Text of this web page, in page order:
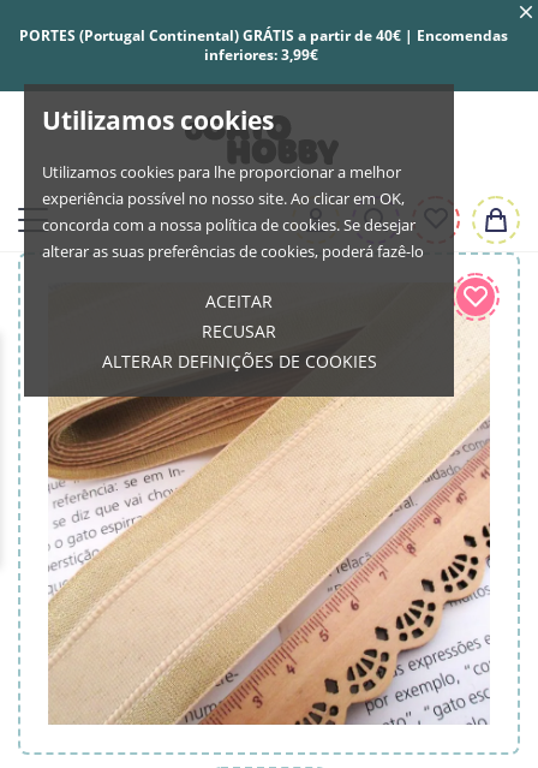
Utilizamos cookies
Utilizamos cookies para lhe proporcionar a melhor
experiência possível no nosso site. Ao clicar em OK,
concorda com a nossa política de cookies. Se desejar
alterar as suas preferências de cookies, poderá fazê-lo
ACEITAR
RECUSAR
ALTERAR DEFINIÇÕES DE COOKIES
PORTES (Portugal Continental) GRÁTIS a partir de 40€ | Encomendas
inferiores: 3,99€